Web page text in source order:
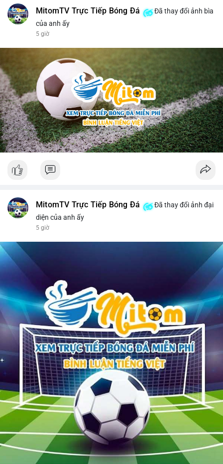
MitomTV Trực Tiếp Bóng Đá
Đã thay đổi ảnh bìa
của anh ấy
5 giờ
MitomTV Trực Tiếp Bóng Đá
Đã thay đổi ảnh đại
diện của anh ấy
5 giờ